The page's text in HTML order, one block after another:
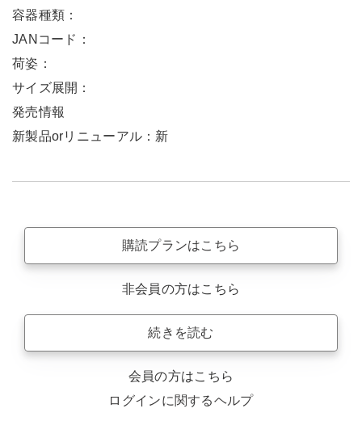
容器種類：
JANコード：
荷姿：
サイズ展開：
発売情報
新製品orリニューアル：新
購読プランはこちら
非会員の方はこちら
続きを読む
会員の方はこちら
ログインに関するヘルプ